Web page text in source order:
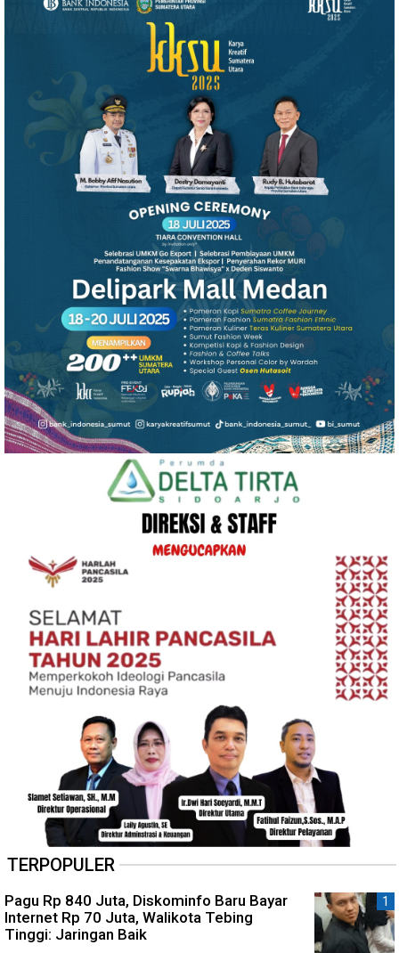
TERPOPULER
Pagu Rp 840 Juta, Diskominfo Baru Bayar
Internet Rp 70 Juta, Walikota Tebing
Tinggi: Jaringan Baik